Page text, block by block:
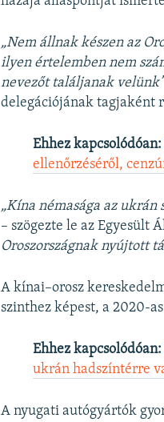
„Nem állnak készen az
ilyen értelemben nem
nevezőt találjanak
delegációjának tagjaként
Ehhez kapcsolódóan:
ellenőrzéséről,
„Kína némasága az
– szögezte le az Egyesült
Oroszországnak nyújtott
A kínai–orosz
szinthez képest, a 2020-
Ehhez
ukrán hadszíntérre
A nyugati autógyártók